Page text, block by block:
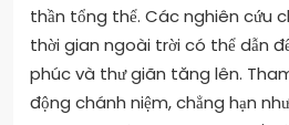
thần tổng thể. Các nghiên cứu
thời gian ngoài trời có thể dẫn
phúc và thư giãn tăng lên.
động chánh niệm, chẳng hạn